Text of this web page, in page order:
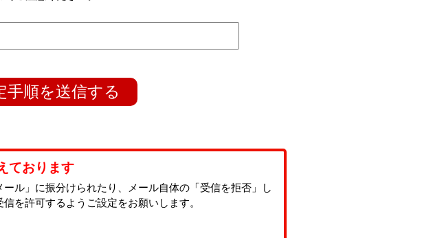
手順を送信する
ております
ル」に振分けられたり、メール自体の「受信を拒否」し
を許可するようご設定をお願いします。